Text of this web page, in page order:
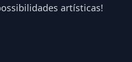
artísticas!